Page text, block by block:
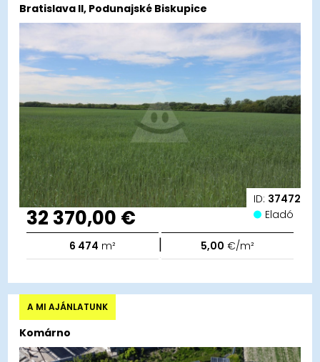
ID: 37472
Bratislava II, Podunajské Biskupice
32 370,00 € Eladó
6 474 m² | 5,00 €/m²
Komárno
A MI AJÁNLATUNK